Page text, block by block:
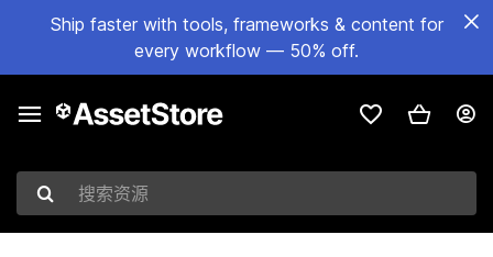
Ship faster with tools, frameworks & content for
every workflow — 50% off.
搜索资源